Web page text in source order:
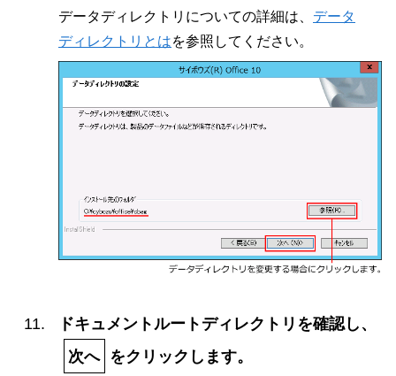
データディレクトリについての詳細は、 データ
ディレクトリとはを参照してください。
ドキュメントルートディレクトリを確認し、
次へ をクリックします。